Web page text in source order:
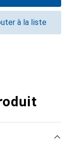
à la liste